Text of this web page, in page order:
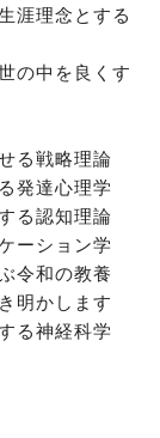
涯理念とする
の中を良くす
る戦略理論
発達心理学
る認知理論
ーション学
令和の教養
明かします
る神経科学